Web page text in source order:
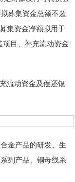
募集资金总额不超
集资金净额拟用于
目、补充流动资金
流动资金及偿还银
金产品的研发、生
列产品、铜母线系